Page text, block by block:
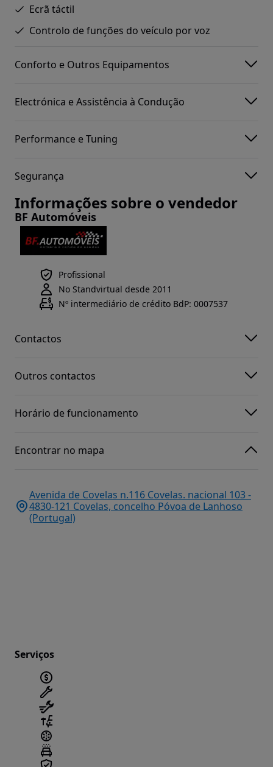
Ecrã táctil
Controlo de funções do veículo por voz
Conforto e Outros Equipamentos
Electrónica e Assistência à Condução
Performance e Tuning
Segurança
Informações sobre o vendedor
BF Automóveis
Profissional
No Standvirtual desde 2011
Nº intermediário de crédito BdP: 0007537
Contactos
Outros contactos
Horário de funcionamento
Encontrar no mapa
Avenida de Covelas n.116 Covelas. nacional 103 -
4830-121 Covelas, concelho Póvoa de Lanhoso
(Portugal)
Serviços